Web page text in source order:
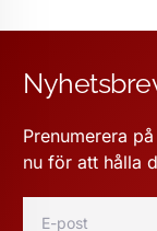
Prenumerera
nu för att hålla